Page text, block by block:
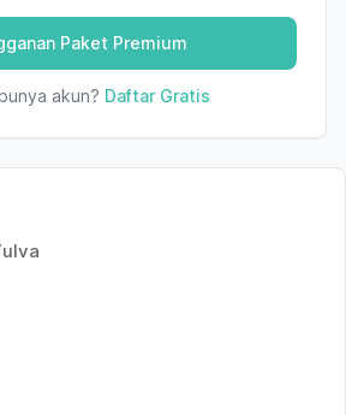
Paket Premium
akun? Daftar Gratis